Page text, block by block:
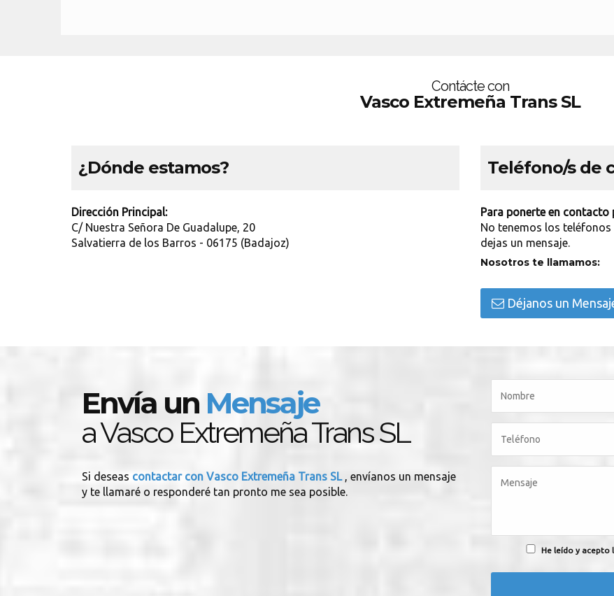
Contácte con
Vasco Extremeña Trans SL
¿Dónde estamos?
Dirección Principal:
C/ Nuestra Señora De Guadalupe, 20
Salvatierra de los Barros - 06175 (Badajoz)
Teléfono/s de
Para ponerte en
No tenemos los
dejas un mensaje.
Nosotros te llamamos:
Déjanos un
Envía un Mensaje
a Vasco Extremeña Trans SL
Si deseas contactar con Vasco Extremeña Trans SL , envíanos un mensaje
y te llamaré o responderé tan pronto me sea posible.
He leído y acepto